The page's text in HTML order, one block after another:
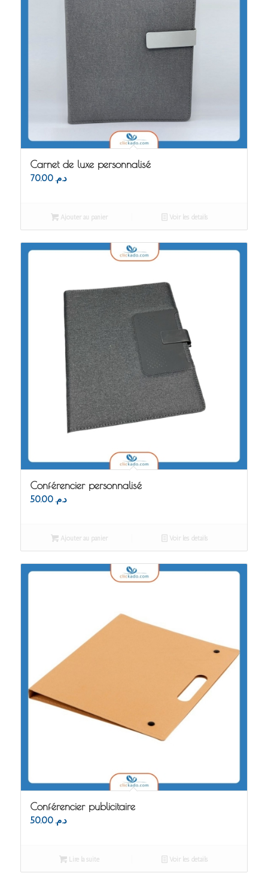
Carnet de luxe personnalisé
د.م. 70.00
Ajouter au panier Voir les détails
Conférencier personnalisé
د.م. 50.00
Ajouter au panier Voir les détails
Conférencier publicitaire
د.م. 50.00
Lire la suite Voir les détails